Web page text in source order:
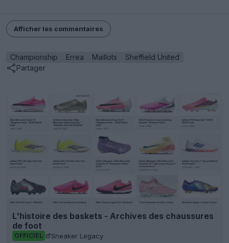
Afficher les commentaires
Championship Errea Maillots
Sheffield United
Partager
L'histoire des baskets - Archives des chaussures
de foot
OFFICIEL Sneaker Legacy